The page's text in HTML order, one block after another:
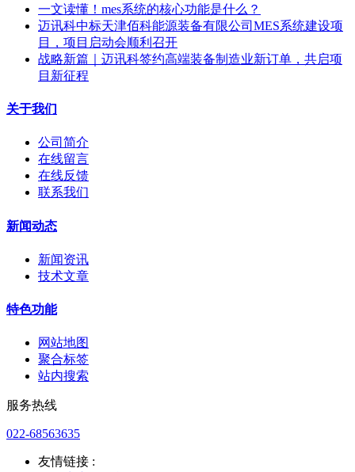
一文读懂！mes系统的核心功能是什么？
迈讯科中标天津佰科能源装备有限公司MES系统建设项
目，项目启动会顺利召开
战略新篇｜迈讯科签约高端装备制造业新订单，共启项
目新征程
关于我们
公司简介
在线留言
在线反馈
联系我们
新闻动态
新闻资讯
技术文章
特色功能
网站地图
聚合标签
站内搜索
服务热线
022-68563635
友情链接 :